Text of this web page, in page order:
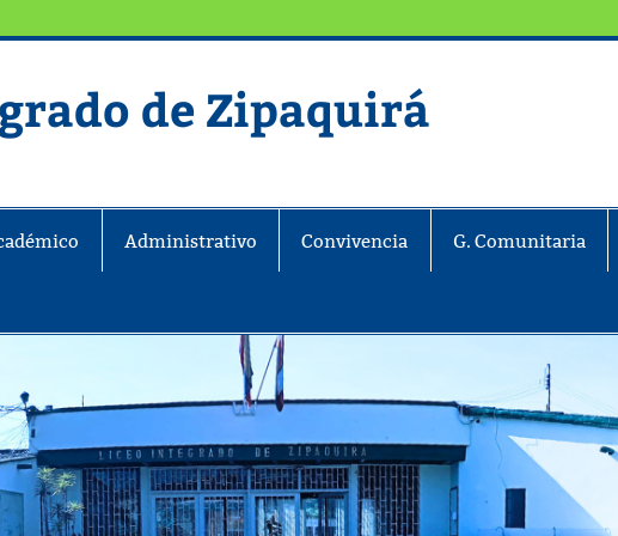
de Zipaquirá
Administrativo Convivencia G. Comunitaria